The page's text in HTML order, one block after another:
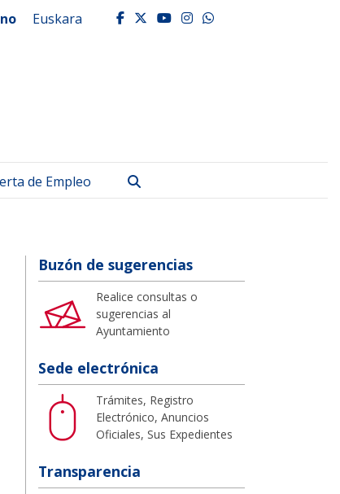
Euskara facebook
twitter
youtube
instagram
whatsapp
de Empleo
Buzón de sugerencias
Realice consultas o
sugerencias al
Ayuntamiento
Sede electrónica
Trámites, Registro
Electrónico, Anuncios
Oficiales, Sus Expedientes
Transparencia